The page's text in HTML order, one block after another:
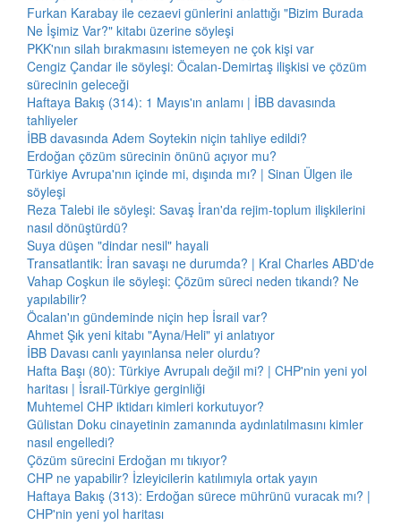
Furkan Karabay ile cezaevi günlerini anlattığı "Bizim Burada
Ne İşimiz Var?" kitabı üzerine söyleşi
PKK'nın silah bırakmasını istemeyen ne çok kişi var
Cengiz Çandar ile söyleşi: Öcalan-Demirtaş ilişkisi ve çözüm
sürecinin geleceği
Haftaya Bakış (314): 1 Mayıs'ın anlamı | İBB davasında
tahliyeler
İBB davasında Adem Soytekin niçin tahliye edildi?
Erdoğan çözüm sürecinin önünü açıyor mu?
Türkiye Avrupa'nın içinde mi, dışında mı? | Sinan Ülgen ile
söyleşi
Reza Talebi ile söyleşi: Savaş İran'da rejim-toplum ilişkilerini
nasıl dönüştürdü?
Suya düşen "dindar nesil" hayali
Transatlantik: İran savaşı ne durumda? | Kral Charles ABD'de
Vahap Coşkun ile söyleşi: Çözüm süreci neden tıkandı? Ne
yapılabilir?
Öcalan'ın gündeminde niçin hep İsrail var?
Ahmet Şık yeni kitabı "Ayna/Heli" yi anlatıyor
İBB Davası canlı yayınlansa neler olurdu?
Hafta Başı (80): Türkiye Avrupalı değil mi? | CHP'nin yeni yol
haritası | İsrail-Türkiye gerginliği
Muhtemel CHP iktidarı kimleri korkutuyor?
Gülistan Doku cinayetinin zamanında aydınlatılmasını kimler
nasıl engelledi?
Çözüm sürecini Erdoğan mı tıkıyor?
CHP ne yapabilir? İzleyicilerin katılımıyla ortak yayın
Haftaya Bakış (313): Erdoğan sürece mührünü vuracak mı? |
CHP'nin yeni yol haritası